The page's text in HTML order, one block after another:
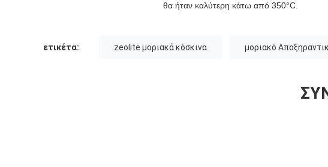
θα ήταν καλύτερη κάτω από 350°C.
ετικέτα: zeolite μοριακά κόσκινα μοριακό